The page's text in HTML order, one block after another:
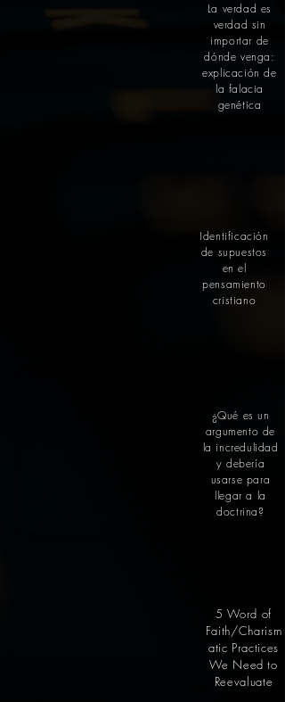
La verdad es
verdad sin
importar de
dónde venga:
explicación de
la falacia
genética
Identificación
de supuestos
en el
pensamiento
cristiano
¿Qué es un
argumento de
la incredulidad
y debería
usarse para
llegar a la
doctrina?
5 Word of
Faith/Charism
atic Practices
We Need to
Reevaluate